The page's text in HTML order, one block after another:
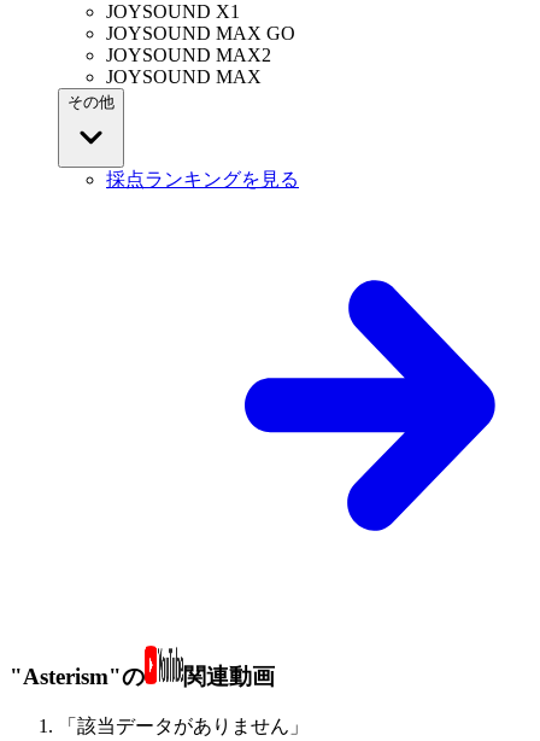
JOYSOUND X1
JOYSOUND MAX GO
JOYSOUND MAX2
JOYSOUND MAX
その他
採点ランキングを見る
"Asterism"の 関連動画
「該当データがありません」